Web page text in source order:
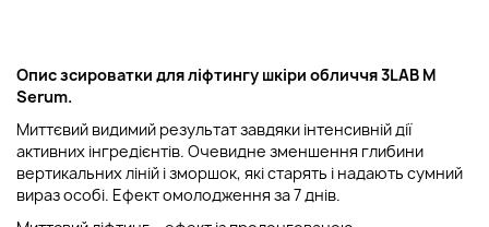
Опис зсироватки для ліфтингу шкіри обличчя3LAB M
Serum.
Миттєвий видимий результат завдяки інтенсивній дії
активних інгредієнтів. Очевидне зменшення глибини
вертикальних ліній і зморшок, які старять і надають сумний
вираз особі. Ефект омолодження за 7 днів.